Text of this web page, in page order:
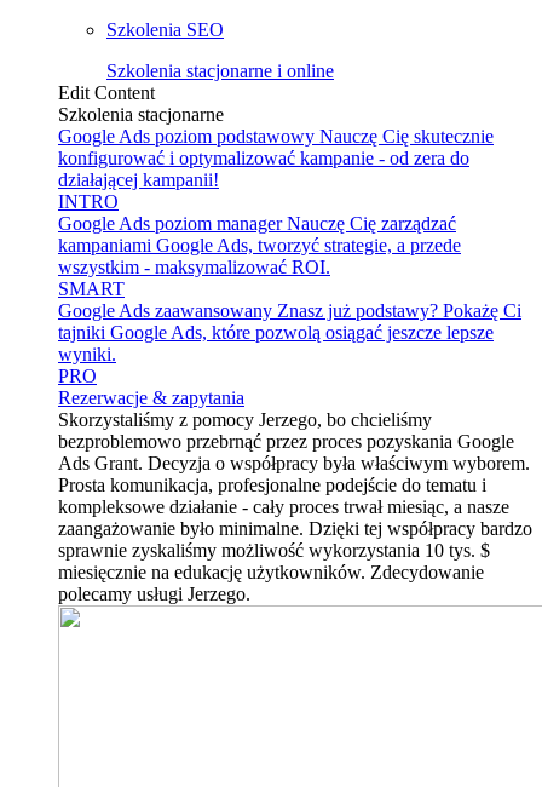
Szkolenia SEO
Szkolenia stacjonarne i online
Edit Content
Szkolenia stacjonarne
Google Ads poziom podstawowy Nauczę Cię skutecznie
konfigurować i optymalizować kampanie - od zera do
działającej kampanii!
INTRO
Google Ads poziom manager Nauczę Cię zarządzać
kampaniami Google Ads, tworzyć strategie, a przede
wszystkim - maksymalizować ROI.
SMART
Google Ads zaawansowany Znasz już podstawy? Pokażę Ci
tajniki Google Ads, które pozwolą osiągać jeszcze lepsze
wyniki.
PRO
Rezerwacje & zapytania
Skorzystaliśmy z pomocy Jerzego, bo chcieliśmy
bezproblemowo przebrnąć przez proces pozyskania Google
Ads Grant. Decyzja o współpracy była właściwym wyborem.
Prosta komunikacja, profesjonalne podejście do tematu i
kompleksowe działanie - cały proces trwał miesiąc, a nasze
zaangażowanie było minimalne. Dzięki tej współpracy bardzo
sprawnie zyskaliśmy możliwość wykorzystania 10 tys. $
miesięcznie na edukację użytkowników. Zdecydowanie
polecamy usługi Jerzego.